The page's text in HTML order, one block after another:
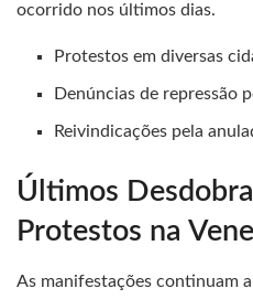
ocorrido nos últimos dias.
Protestos em diversas
Denúncias de repressão
Reivindicações pela
Últimos
Protestos na
As manifestações continuam